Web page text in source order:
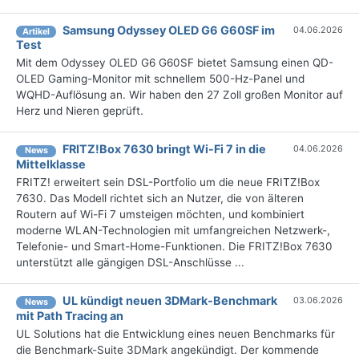
Artikel
Samsung Odyssey OLED G6 G60SF im
Test
04.06.2026
Mit dem Odyssey OLED G6 G60SF bietet Samsung einen QD-
OLED Gaming-Monitor mit schnellem 500-Hz-Panel und
WQHD-Auflösung an. Wir haben den 27 Zoll großen Monitor auf
Herz und Nieren geprüft.
News
FRITZ!Box 7630 bringt Wi-Fi 7 in die
Mittelklasse
04.06.2026
FRITZ! erweitert sein DSL-Portfolio um die neue FRITZ!Box
7630. Das Modell richtet sich an Nutzer, die von älteren
Routern auf Wi-Fi 7 umsteigen möchten, und kombiniert
moderne WLAN-Technologien mit umfangreichen Netzwerk-,
Telefonie- und Smart-Home-Funktionen. Die FRITZ!Box 7630
unterstützt alle gängigen DSL-Anschlüsse ...
News
UL kündigt neuen 3DMark-Benchmark
mit Path Tracing an
03.06.2026
UL Solutions hat die Entwicklung eines neuen Benchmarks für
die Benchmark-Suite 3DMark angekündigt. Der kommende